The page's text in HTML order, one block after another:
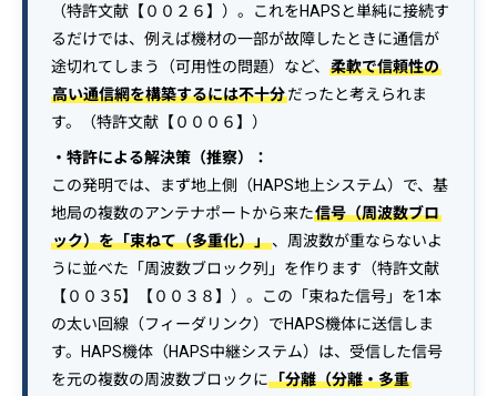
（特許文献【００２６】）。これをHAPSと単純に接続す
るだけでは、例えば機材の一部が故障したときに通信が
途切れてしまう（可用性の問題）など、 柔軟で信頼性の
高い通信網を構築するには不十分だったと考えられま
す。（特許文献【０００６】）
・特許による解決策（推察）：
この発明では、まず地上側（HAPS地上システム）で、基
地局の複数のアンテナポートから来た信号（周波数ブロ
ック）を「束ねて（多重化）」、周波数が重ならないよ
うに並べた「周波数ブロック列」を作ります（特許文献
【００３5】【００３８】）。この「束ねた信号」を1本
の太い回線（フィーダリンク）でHAPS機体に送信しま
す。HAPS機体（HAPS中継システム）は、受信した信号
を元の複数の周波数ブロックに「分離（分離・多重